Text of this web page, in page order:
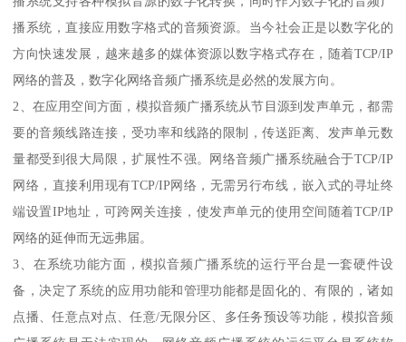
播系统，直接应用数字格式的音频资源。当今社会正是以数字化的
方向快速发展，越来越多的媒体资源以数字格式存在，随着TCP/IP
网络的普及，数字化网络音频广播系统是必然的发展方向。
2、在应用空间方面，模拟音频广播系统从节目源到发声单元，都需
要的音频线路连接，受功率和线路的限制，传送距离、发声单元数
量都受到很大局限，扩展性不强。网络音频广播系统融合于TCP/IP
网络，直接利用现有TCP/IP网络，无需另行布线，嵌入式的寻址终
端设置IP地址，可跨网关连接，使发声单元的使用空间随着TCP/IP
网络的延伸而无远弗届。
3、在系统功能方面，模拟音频广播系统的运行平台是一套硬件设
备，决定了系统的应用功能和管理功能都是固化的、有限的，诸如
点播、任意点对点、任意/无限分区、多任务预设等功能，模拟音频